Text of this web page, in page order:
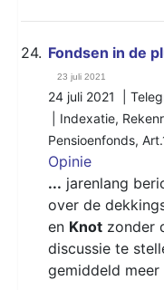
24. Fondsen in de
23 juli 2021
24 juli 2021 |
Indexatie,
Pensioenfonds,
Opinie
... jarenlang
over de
en Knot zonder
discussie te
gemiddeld meer